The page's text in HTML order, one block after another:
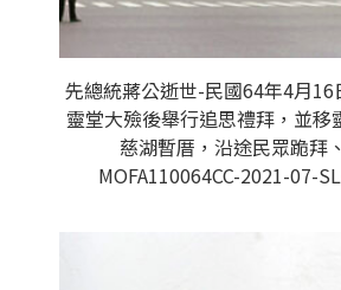
先總統蔣公逝世-民國64年4月16
靈堂大殮後舉行追思禮拜，並移
慈湖暫厝，沿途民眾跪拜
MOFA110064CC-2021-07-